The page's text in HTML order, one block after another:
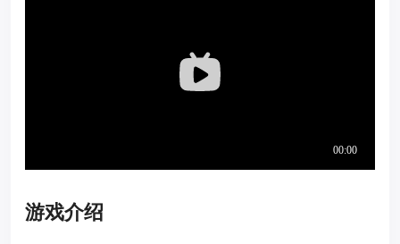
游戏介绍